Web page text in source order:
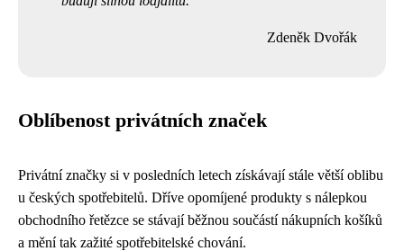
Zdeněk Dvořák
Oblíbenost privátních značek
Privátní značky si v posledních letech získávají stále větší oblibu
u českých spotřebitelů. Dříve opomíjené produkty s nálepkou
obchodního řetězce se stávají běžnou součástí nákupních košíků
a mění tak zažité spotřebitelské chování.